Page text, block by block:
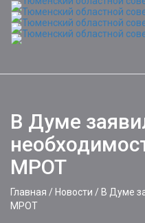
В Думе
МРОТ
Главная / Новости / В Думе
МРОТ